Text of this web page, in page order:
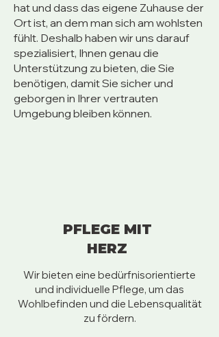
hat und dass das eigene Zuhause der
Ort ist, an dem man sich am wohlsten
fühlt. Deshalb haben wir uns darauf
spezialisiert, Ihnen genau die
Unterstützung zu bieten, die Sie
benötigen, damit Sie sicher und
geborgen in Ihrer vertrauten
Umgebung bleiben können.
PFLEGE MIT
HERZ
Wir bieten eine bedürfnisorientierte
und individuelle Pflege, um das
Wohlbefinden und die Lebensqualität
zu fördern.